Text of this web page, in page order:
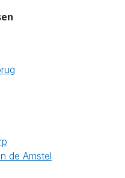
de Amstel